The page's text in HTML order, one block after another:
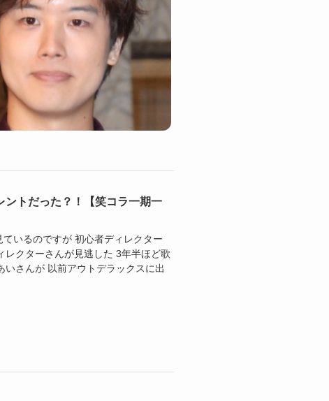
ントだった？！【笑コラ一期一
いるのですが 初心者ディレクター
クターさんが見逃した 3年半ほど歌
さんが 以前アウトデラックスに出